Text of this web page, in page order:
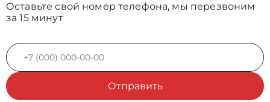
Оставьте свой номер телефона, мы перезвоним
за 15 минут
Отправить